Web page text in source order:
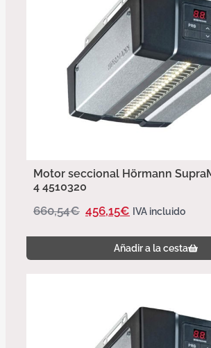
Motor seccional Hörmann
4 4510320
660,54€ 456,15€ IVA incluido
Añadir a la cesta